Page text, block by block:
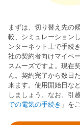
まずは、切り替え先の
較、シミュレーション
ンターネット上で手続
社の契約者向けマイペ
スムーズですよ。現在
ん。契約完了から数日
来ます。使用開始日な
しましょう。なお、引
での電気の手続き 」を